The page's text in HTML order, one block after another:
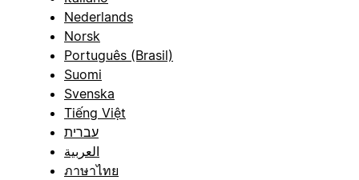
Nederlands
Norsk
Português (Brasil)
Suomi
Svenska
Tiếng Việt
עברית
العربية
ภาษาไทย